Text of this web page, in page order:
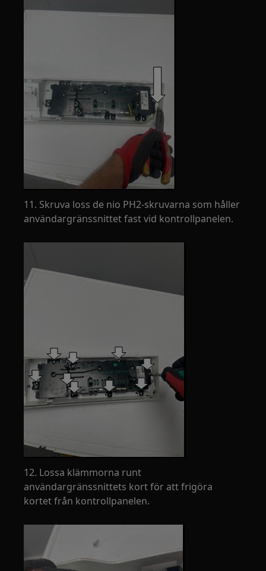
11. Skruva loss de nio PH2-skruvarna som håller
användargränssnittet fast vid kontrollpanelen.
12. Lossa klämmorna runt
användargränssnittets kort för att frigöra
kortet från kontrollpanelen.